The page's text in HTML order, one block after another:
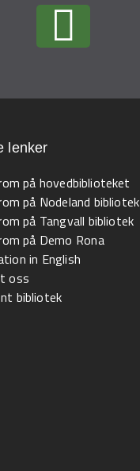
lenker
på hovedbiblioteket
på Nodeland bibliotek
på Tangvall bibliotek
på Demo Rona
in English
oss
bibliotek